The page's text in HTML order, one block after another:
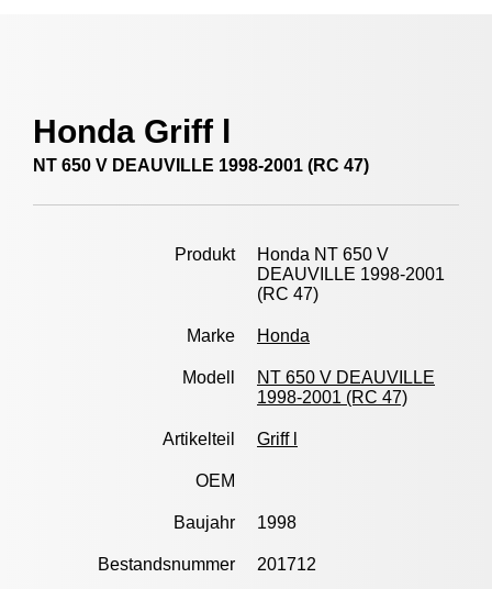
Honda Griff l
NT 650 V DEAUVILLE 1998-2001 (RC 47)
Produkt
Honda NT 650 V
DEAUVILLE 1998-2001
(RC 47)
Marke Honda
Modell
NT 650 V DEAUVILLE
1998-2001 (RC 47)
Artikelteil Griff l
OEM
Baujahr 1998
Bestandsnummer 201712